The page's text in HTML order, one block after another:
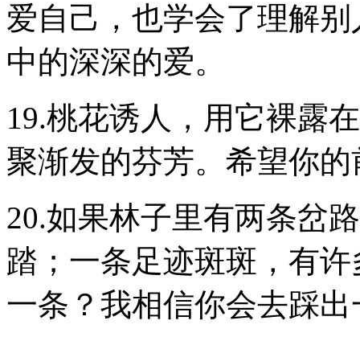
爱自己，也学会了理解
中的深深的爱。
19.桃花诱人，用它裸露
聚渐发的芬芳。希望你
20.如果林子里有两条岔
踏；一条足迹斑斑，有
一条？我相信你会去踩